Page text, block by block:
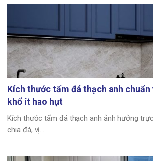
Kích thước tấm đá thạch anh chuẩn
khổ ít hao hụt
Kích thước tấm đá thạch anh ảnh hưởng
chia đá, vị...